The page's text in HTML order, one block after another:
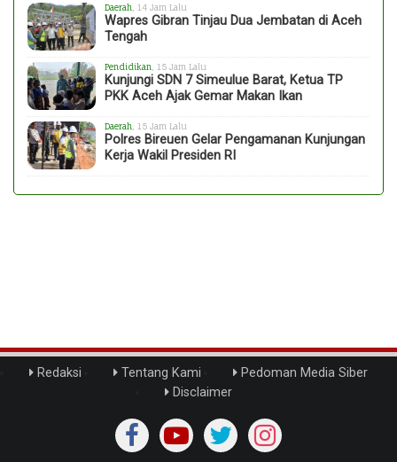
Daerah , 14 Jam Lalu
Wapres Gibran Tinjau Dua Jembatan di Aceh
Tengah
Pendidikan , 15 Jam Lalu
Kunjungi SDN 7 Simeulue Barat, Ketua TP
PKK Aceh Ajak Gemar Makan Ikan
Daerah , 15 Jam Lalu
Polres Bireuen Gelar Pengamanan Kunjungan
Kerja Wakil Presiden RI
Redaksi Tentang Kami
Pedoman Media Siber
Disclaimer